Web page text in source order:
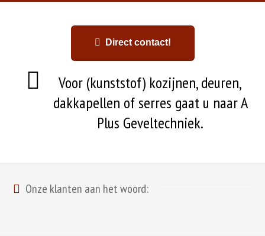
Direct contact!
Voor (kunststof) kozijnen, deuren,
dakkapellen of serres gaat u naar A
Plus Geveltechniek.
Onze klanten aan het woord: